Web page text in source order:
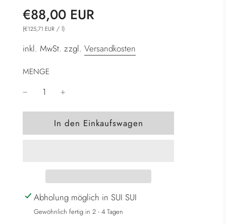
Sonderpreis
Normaler
Preis
€88,00 EUR
(€125,71 EUR / l)
inkl. MwSt. zzgl. Versandkosten
MENGE
W
i
g
e
l
In den Einkaufswagen
Abholung möglich in SUI SUI
Gewöhnlich fertig in 2 - 4 Tagen